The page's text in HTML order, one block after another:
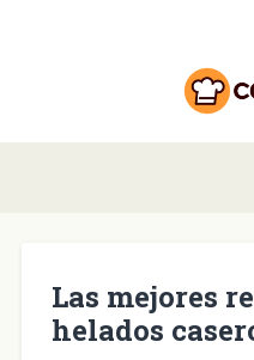
Las mejores
helados